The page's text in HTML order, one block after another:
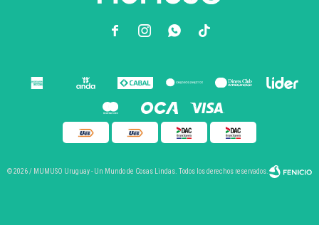
  
© 2026 / MUMUSO Uruguay - Un Mundo de Cosas Lindas. Todos los derechos reservados.